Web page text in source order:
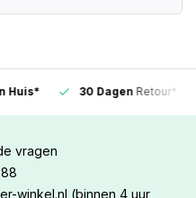
30 DagenRetour*
vragen
winkel.nl (binnen 4 uur